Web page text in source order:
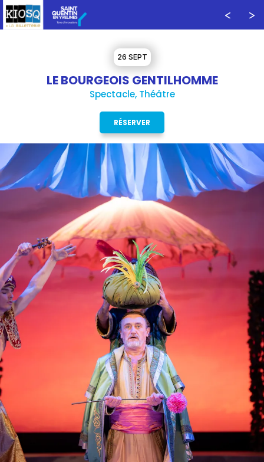
26 SEPT
LE BOURGEOIS GENTILHOMME
Spectacle, Théâtre
RÉSERVER